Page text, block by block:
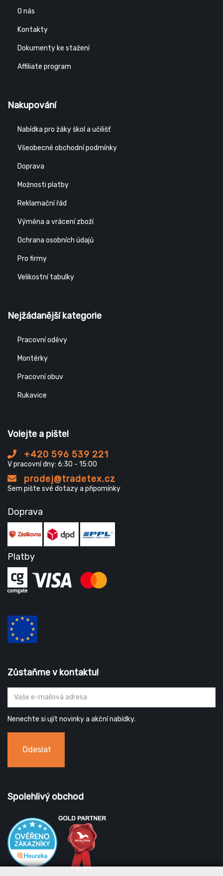
O nás
Kontakty
Dokumenty ke stažení
Affiliate program
Nakupování
Nabídka pro žáky škol a učilišť
Všeobecné obchodní podmínky
Doprava
Možnosti platby
Reklamační řád
Výměna a vrácení zboží
Ochrana osobních údajů
Pro firmy
Velikostní tabulky
Nejžádanější kategorie
Pracovní oděvy
Montérky
Pracovní obuv
Rukavice
Volejte a pište!
+420 596 539 221
V pracovní dny: 6:30 - 15:00
prodej@tradetex.cz
Sem pište své dotazy a připomínky
Doprava
Platby
Zůstaňme v kontaktu!
Nenechte si ujít novinky a akční nabídky.
Odeslat
Spolehlivý obchod